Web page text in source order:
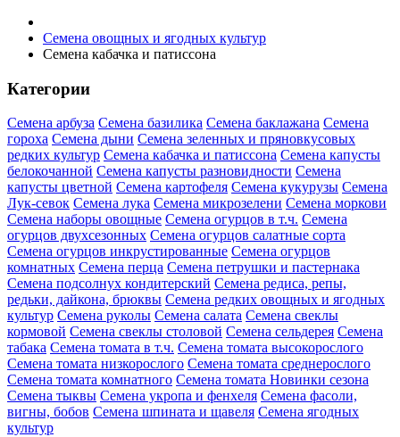
Семена овощных и ягодных культур
Семена кабачка и патиссона
Категории
Семена арбуза Семена базилика Семена баклажана Семена
гороха Семена дыни Семена зеленных и пряновкусовых
редких культур Семена кабачка и патиссона Семена капусты
белокочанной Семена капусты разновидности Семена
капусты цветной Семена картофеля Семена кукурузы Семена
Лук-севок Семена лука Семена микрозелени Семена моркови
Семена наборы овощные Семена огурцов в т.ч. Семена
огурцов двухсезонных Семена огурцов салатные сорта
Семена огурцов инкрустированные Семена огурцов
комнатных Семена перца Семена петрушки и пастернака
Семена подсолнух кондитерский Семена редиса, репы,
редьки, дайкона, брюквы Семена редких овощных и ягодных
культур Семена руколы Семена салата Семена свеклы
кормовой Семена свеклы столовой Семена сельдерея Семена
табака Семена томата в т.ч. Семена томата высокорослого
Семена томата низкорослого Семена томата среднерослого
Семена томата комнатного Семена томата Новинки сезона
Семена тыквы Семена укропа и фенхеля Семена фасоли,
вигны, бобов Семена шпината и щавеля Семена ягодных
культур